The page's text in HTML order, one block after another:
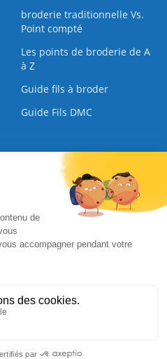
broderie traditionnelle Vs.
Point compté
Les points de broderie de A
à Z
Guide fils à broder
Guide Fils DMC
nous Nous contacter |
ALL Rights Reserved.